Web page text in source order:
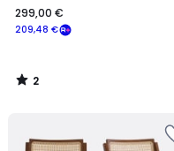
€
souscrivez
notre
programme
209,48 €
299,00 €
2
/